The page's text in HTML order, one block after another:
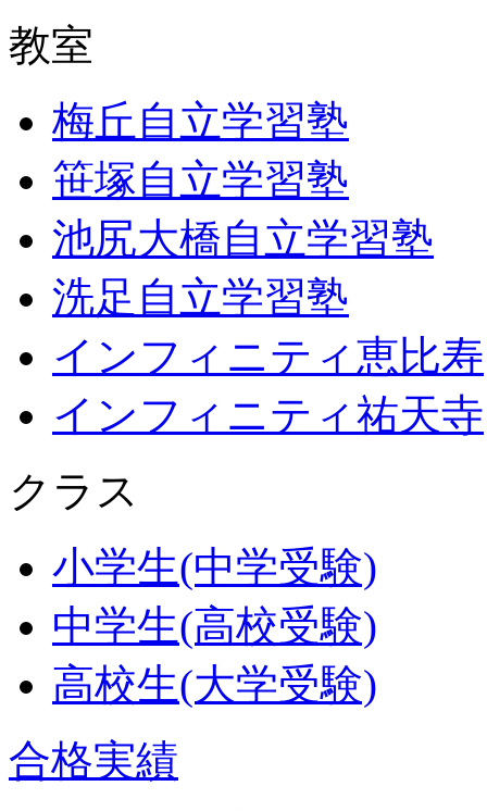
教室
梅丘自立学習塾
笹塚自立学習塾
池尻大橋自立学習塾
洗足自立学習塾
インフィニティ恵比寿
インフィニティ祐天寺
クラス
小学生(中学受験)
中学生(高校受験)
高校生(大学受験)
合格実績